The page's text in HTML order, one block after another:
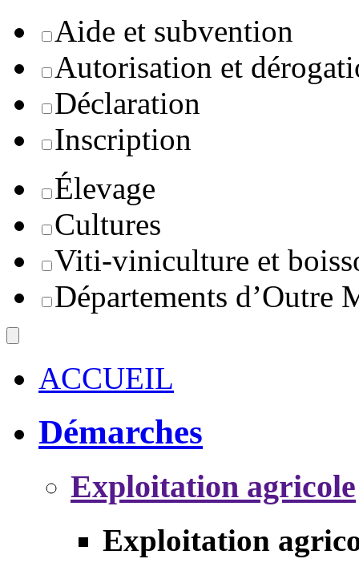
Aide et subvention
Autorisation et
Déclaration
Inscription
Élevage
Cultures
Viti-viniculture et
Départements d’Outre
ACCUEIL
Démarches
Exploitation agricole
Exploitation